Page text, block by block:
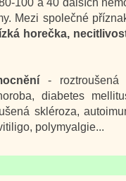
100 a 40 dalších
Mezi společné
horečka,
- roztroušená
diabetes
skléroza,
polymyalgie...